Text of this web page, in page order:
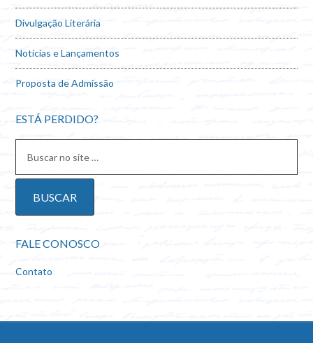
Divulgação Literária
Notícias e Lançamentos
Proposta de Admissão
ESTÁ PERDIDO?
FALE CONOSCO
Contato